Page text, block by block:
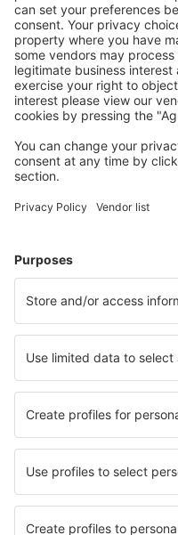
Planlegg reisen din
Flybilletter
Storbyferie
Sommerferie
Overnatting
Fly+Hotell
Hoteller
Transferer
Lær mer
Flyselskaper
KLM
Lufthansa
Ryanair
Wideroe